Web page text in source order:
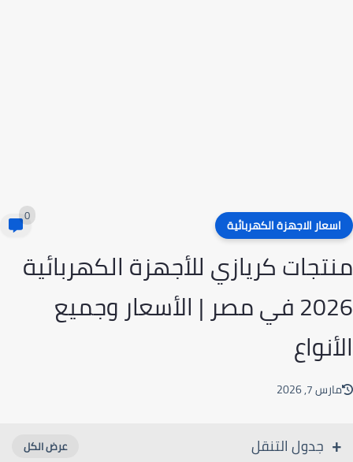
الاجهزة الكهربائية
كريازي للأجهزة الكهربائية
2026 في مصر | الأسعار وجميع
7, 2026
جدول التنقل